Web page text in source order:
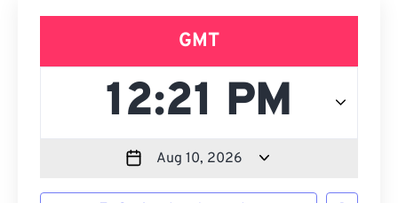
GMT